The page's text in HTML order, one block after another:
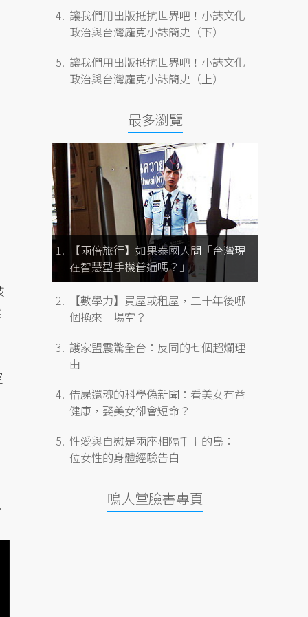
讓我們用出版抵抗世界吧！小誌文化
政治與台灣龐克小誌簡史（下）
讓我們用出版抵抗世界吧！小誌文化
政治與台灣龐克小誌簡史（上）
最多瀏覽
【兩倍旅行】如果泰國人問「台灣現
在智慧型手機普遍嗎？」
【數學力】買屋或租屋，二十年後哪
個換來一場空？
護家盟震驚全台：反同的七個超爛理
由
借屍還魂的科學偽新聞：看美女有益
健康，娶美女卻會短命？
性愛與自慰是兩座相隔千里的島：一
位女性的身體經驗告白
鳴人堂臉書專頁